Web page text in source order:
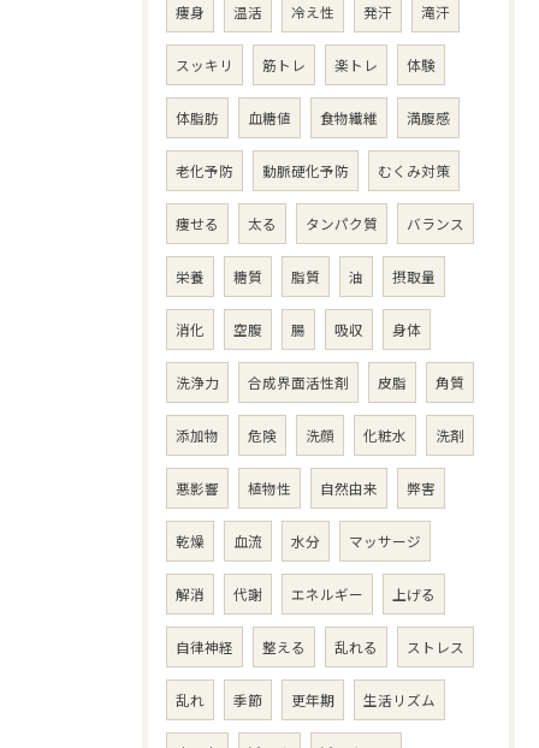
痩身 温活 冷え性 発汗 滝汗
スッキリ 筋トレ 楽トレ 体験
体脂肪 血糖値 食物繊維 満腹感
老化予防 動脈硬化予防 むくみ対策
痩せる 太る タンパク質 バランス
栄養 糖質 脂質 油 摂取量
消化 空腹 腸 吸収 身体
洗浄力 合成界面活性剤 皮脂 角質
添加物 危険 洗顔 化粧水 洗剤
悪影響 植物性 自然由来 弊害
乾燥 血流 水分 マッサージ
解消 代謝 エネルギー 上げる
自律神経 整える 乱れる ストレス
乱れ 季節 更年期 生活リズム